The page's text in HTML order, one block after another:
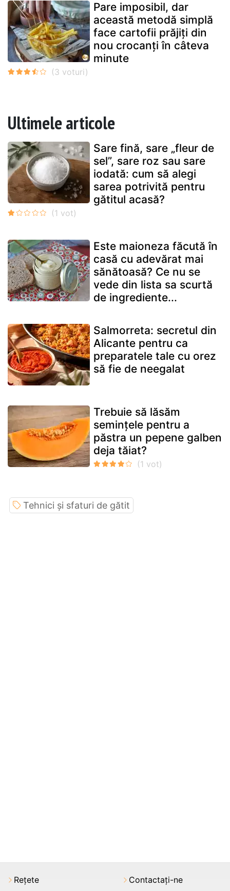
Pare imposibil, dar
această metodă simplă
face cartofii prăjiți din
nou crocanți în câteva
minute
Ultimele articole
Sare fină, sare „fleur de
sel”, sare roz sau sare
iodată: cum să alegi
sarea potrivită pentru
gătitul acasă?
Este maioneza făcută în
casă cu adevărat mai
sănătoasă? Ce nu se
vede din lista sa scurtă
de ingrediente...
Salmorreta: secretul din
Alicante pentru ca
preparatele tale cu orez
să fie de neegalat
Trebuie să lăsăm
semințele pentru a
păstra un pepene galben
deja tăiat?
Tehnici și sfaturi de gătit
Rețete Contactați-ne